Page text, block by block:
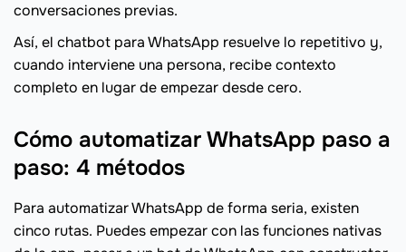
conversaciones previas.
Así, el chatbot para WhatsApp resuelve lo repetitivo y,
cuando interviene una persona, recibe contexto
completo en lugar de empezar desde cero.
Cómo automatizar WhatsApp paso a
paso: 4 métodos
Para automatizar WhatsApp de forma seria, existen
cinco rutas. Puedes empezar con las funciones nativas